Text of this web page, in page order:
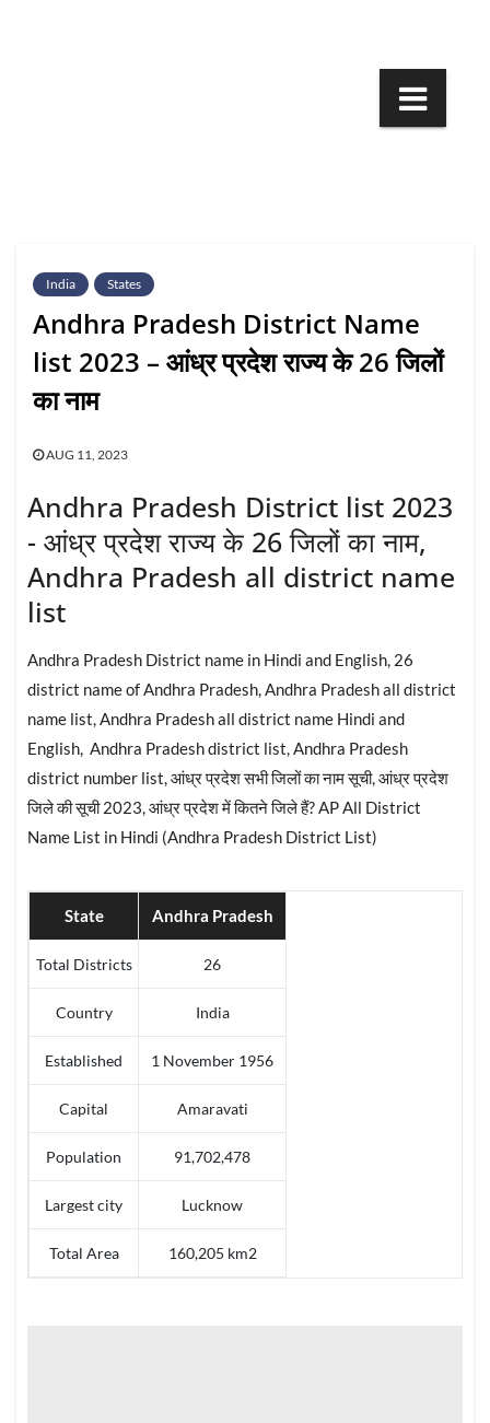
India States
Andhra Pradesh District Name
list 2023 – आंध्र प्रदेश राज्य के 26 जिलों
का नाम
AUG 11, 2023
Andhra Pradesh District list 2023
- आंध्र प्रदेश राज्य के 26 जिलों का नाम,
Andhra Pradesh all district name
list
Andhra Pradesh District name in Hindi and English, 26
district name of Andhra Pradesh, Andhra Pradesh all district
name list, Andhra Pradesh all district name Hindi and
English, Andhra Pradesh district list, Andhra Pradesh
district number list, आंध्र प्रदेश सभी जिलों का नाम सूची, आंध्र प्रदेश
जिले की सूची 2023, आंध्र प्रदेश में कितने जिले हैं? AP All District
Name List in Hindi (Andhra Pradesh District List)
State Andhra Pradesh
Total Districts 26
Country India
Established 1 November 1956
Capital Amaravati
Population 91,702,478
Largest city Lucknow
Total Area 160,205 km2